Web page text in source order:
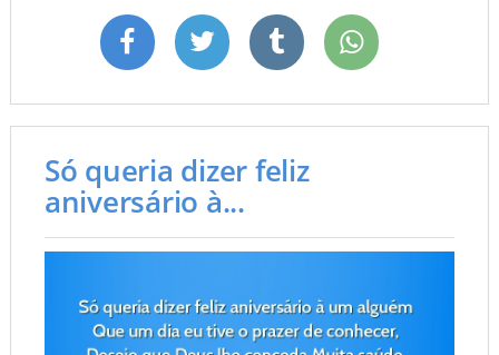
Só queria dizer feliz
aniversário à...